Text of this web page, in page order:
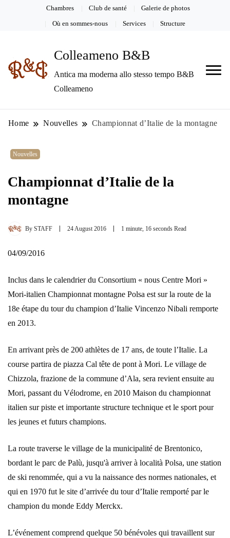
Chambres Club de santé Galerie de photos
Où en sommes-nous Services Structure
Colleameno B&B
Antica ma moderna allo stesso tempo B&B
Colleameno
Home Nouvelles Championnat d’Italie de la montagne
Nouvelles
Championnat d’Italie de la
montagne
By STAFF 24 August 2016 1 minute, 16 seconds Read
04/09/2016
Inclus dans le calendrier du Consortium « nous Centre Mori »
Mori-italien Championnat montagne Polsa est sur la route de la
18e étape du tour du champion d’Italie Vincenzo Nibali remporte
en 2013.
En arrivant près de 200 athlètes de 17 ans, de toute l’Italie. La
course partira de piazza Cal tête de pont à Mori. Le village de
Chizzola, frazione de la commune d’Ala, sera revient ensuite au
Mori, passant du Vélodrome, en 2010 Maison du championnat
italien sur piste et importante structure technique et le sport pour
les jeunes et futurs champions.
La route traverse le village de la municipalité de Brentonico,
bordant le parc de Palù, jusqu'à arriver à località Polsa, une station
de ski renommée, qui a vu la naissance des normes nationales, et
qui en 1970 fut le site d’arrivée du tour d’Italie remporté par le
champion du monde Eddy Merckx.
L’événement comprend quelque 50 bénévoles qui travaillent sur